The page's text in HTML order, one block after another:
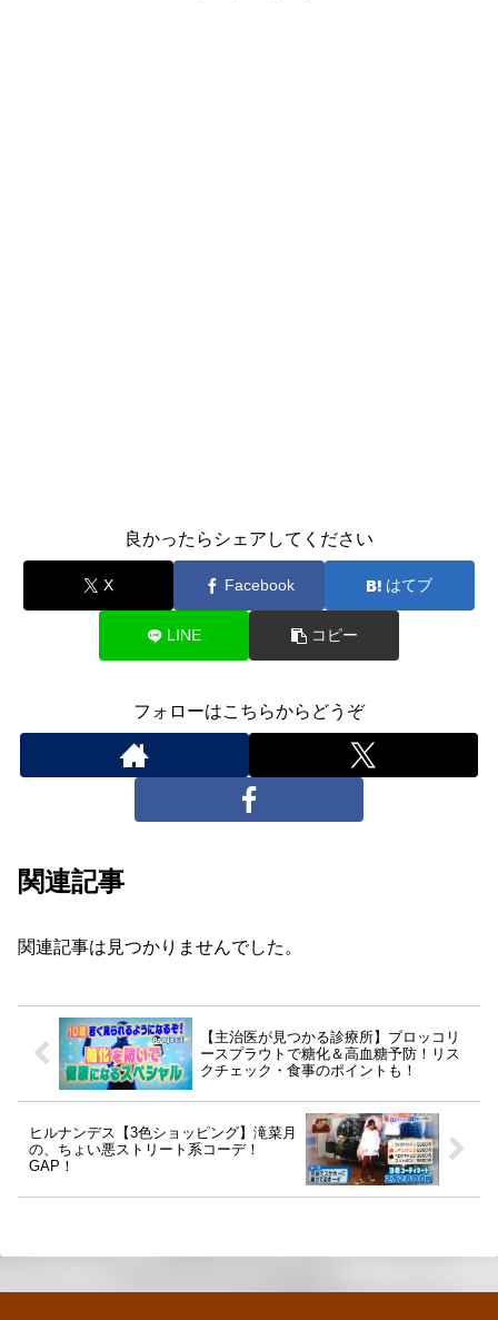
良かったらシェアしてください
X Facebook はてブ
LINE コピー
フォローはこちらからどうぞ
関連記事
関連記事は見つかりませんでした。
【主治医が見つかる診療所】ブロッコリ
ースプラウトで糖化＆高血糖予防！リス
クチェック・食事のポイントも！
ヒルナンデス【3色ショッピング】滝菜月
の、ちょい悪ストリート系コーデ！
GAP！